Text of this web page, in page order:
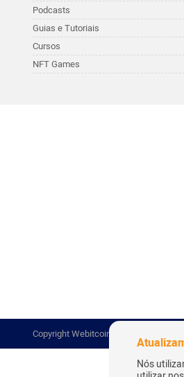
Podcasts
Guias e Tutoriais
Cursos
NFT Games
Copyright Webitcoin 2018 - Todos os
Nós